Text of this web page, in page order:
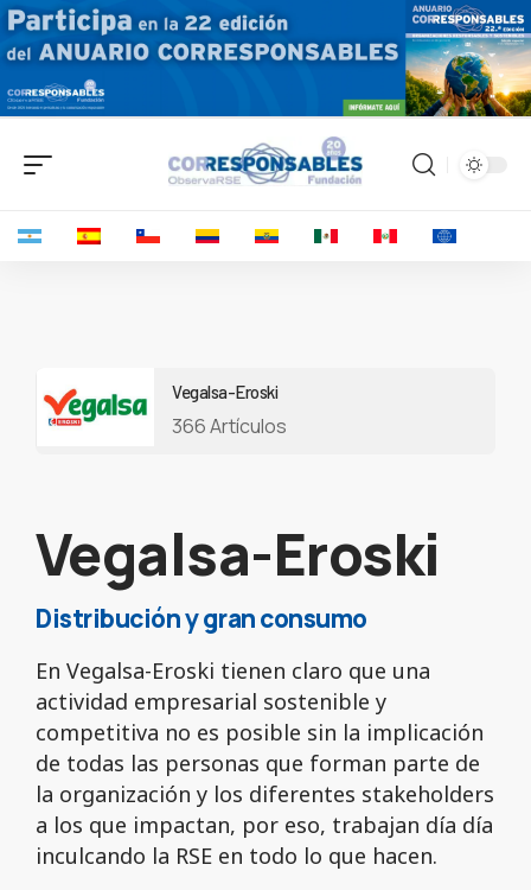
Vegalsa-Eroski
366 Artículos
Vegalsa-Eroski
Distribución y gran consumo
En Vegalsa-Eroski tienen claro que una
actividad empresarial sostenible y
competitiva no es posible sin la implicación
de todas las personas que forman parte de
la organización y los diferentes stakeholders
a los que impactan, por eso, trabajan día día
inculcando la RSE en todo lo que hacen.